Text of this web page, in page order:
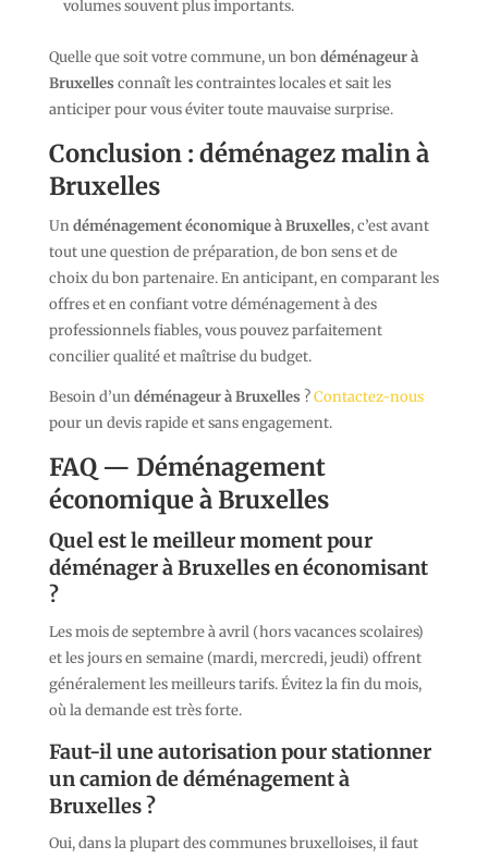
volumes souvent plus importants.
Quelle que soit votre commune, un bondéménageur à
Bruxelles connaît les contraintes locales et sait les
anticiper pour vous éviter toute mauvaise surprise.
Conclusion : déménagez malin à
Bruxelles
Undéménagement économique à Bruxelles, c’est avant
tout une question de préparation, de bon sens et de
choix du bon partenaire. En anticipant, en comparant les
offres et en confiant votre déménagement à des
professionnels fiables, vous pouvez parfaitement
concilier qualité et maîtrise du budget.
Besoin d’undéménageur à Bruxelles ?Contactez-nous
pour un devis rapide et sans engagement.
FAQ — Déménagement
économique à Bruxelles
Quel est le meilleur moment pour
déménager à Bruxelles en économisant
?
Les mois de septembre à avril (hors vacances scolaires)
et les jours en semaine (mardi, mercredi, jeudi) offrent
généralement les meilleurs tarifs. Évitez la fin du mois,
où la demande est très forte.
Faut-il une autorisation pour stationner
un camion de déménagement à
Bruxelles ?
Oui, dans la plupart des communes bruxelloises, il faut